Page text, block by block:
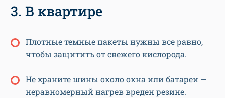
3. В квартире
Плотные темные пакеты нужны все равно,
чтобы защитить от свежего кислорода.
Не храните шины около окна или батареи —
неравномерный нагрев вреден резине.